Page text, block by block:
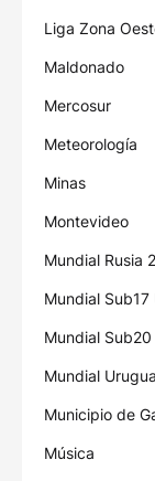
Liga Zona
Maldonado
Mercosur
Meteorología
Minas
Montevideo
Mundial Rusia
Mundial
Mundial Sub20
Mundial
Municipio de
Música